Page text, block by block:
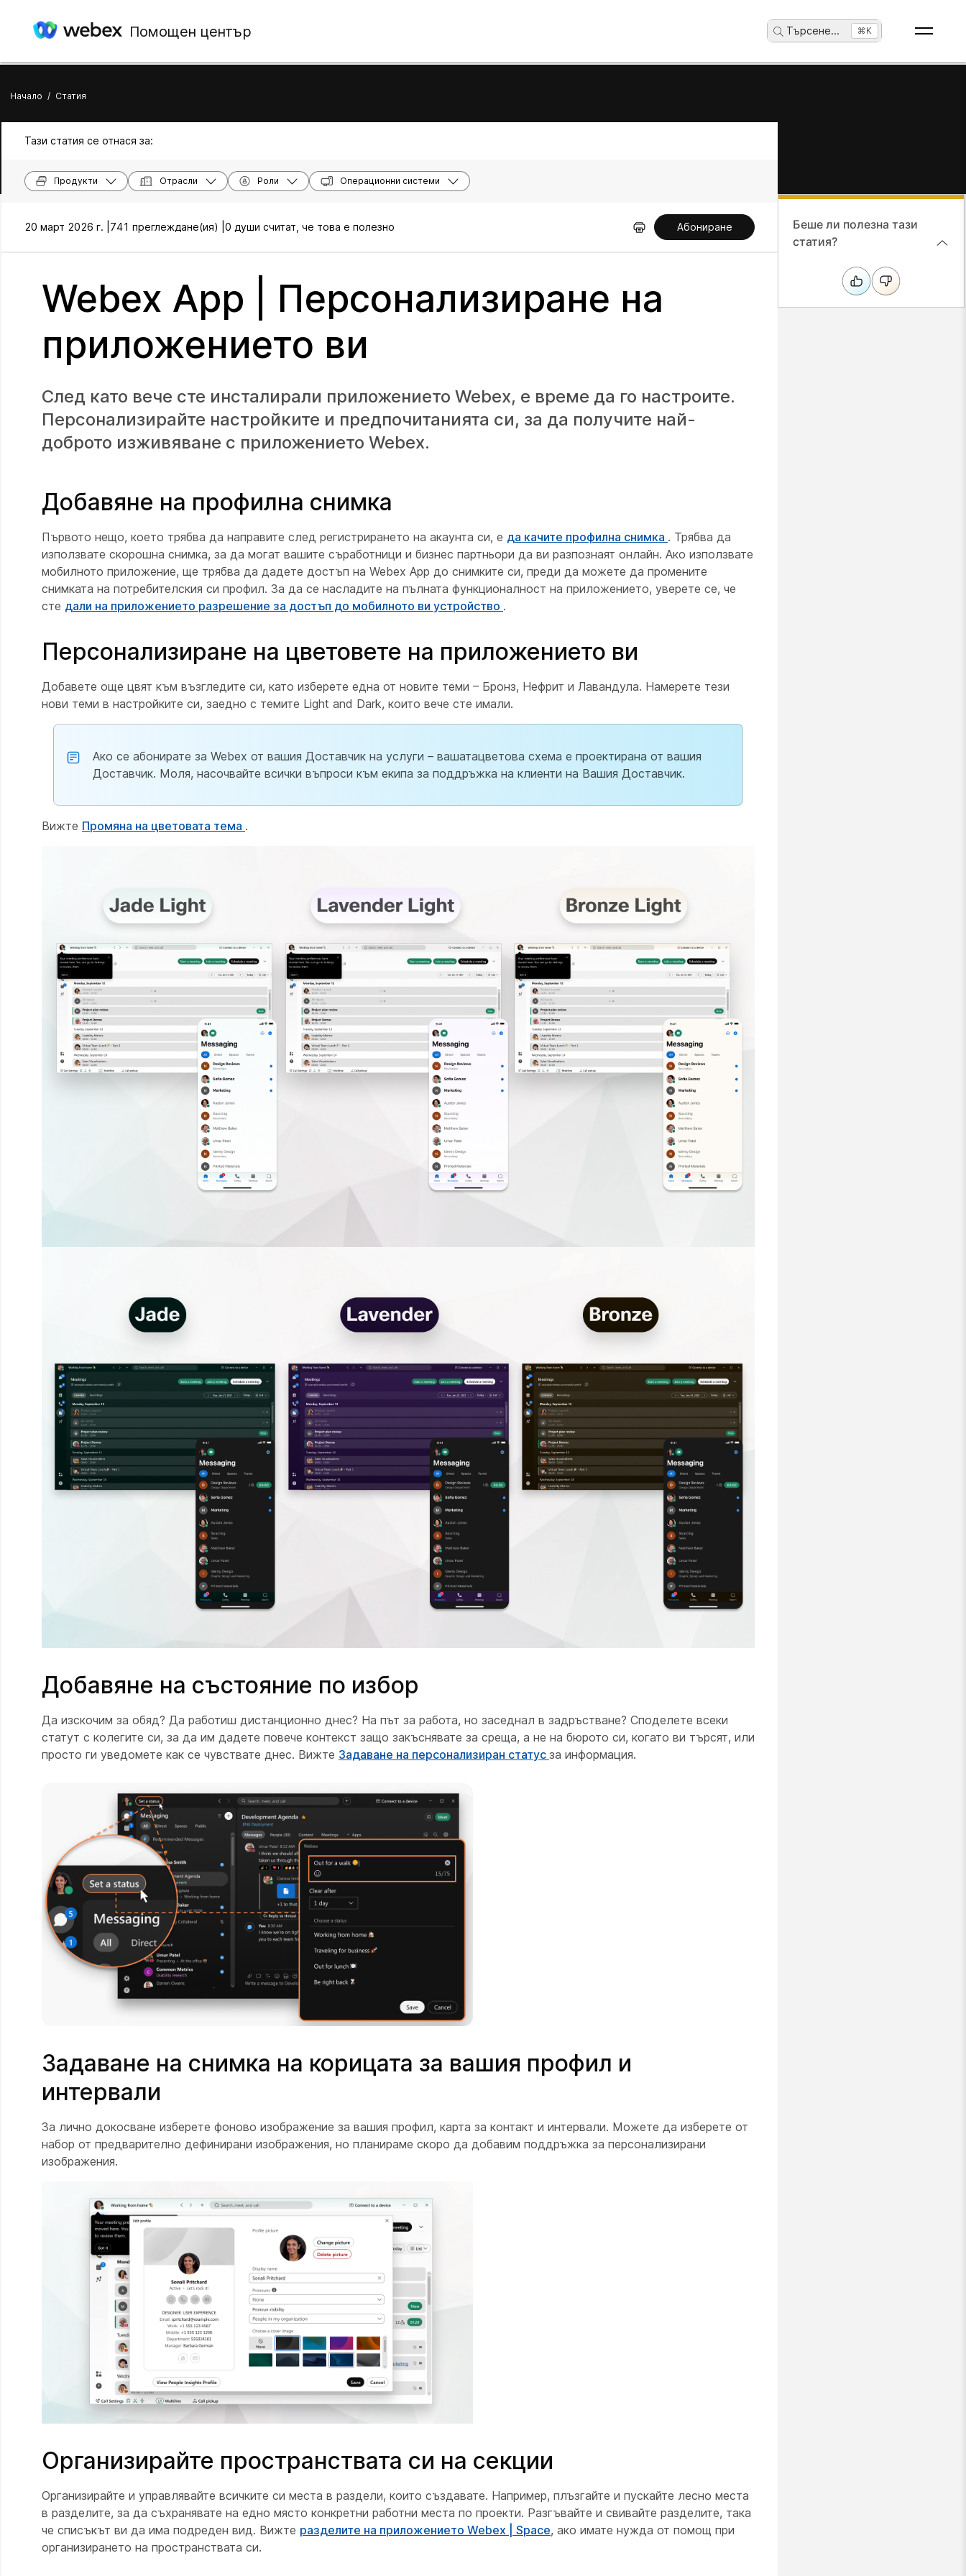
Помощен център Търсене... ⌘K
Начало / Статия
Тази статия се отнася за:
Продукти Отрасли Роли Операционни системи
20 март 2026 г. | 741 преглеждане(ия) | 0 души считат, че това е полезно Абониране
Webex App | Персонализиране на
приложението ви
След като вече сте инсталирали приложението Webex, е време да го настроите.
Персонализирайте настройките и предпочитанията си, за да получите най-
доброто изживяване с приложението Webex.
Добавяне на профилна снимка
Първото нещо, което трябва да направите след регистрирането на акаунта си, е да качите профилна снимка . Трябва да
използвате скорошна снимка, за да могат вашите съработници и бизнес партньори да ви разпознаят онлайн. Ако използвате
мобилното приложение, ще трябва да дадете достъп на Webex App до снимките си, преди да можете да промените
снимката на потребителския си профил. За да се насладите на пълната функционалност на приложението, уверете се, че
сте дали на приложението разрешение за достъп до мобилното ви устройство .
Персонализиране на цветовете на приложението ви
Добавете още цвят към възгледите си, като изберете една от новите теми – Бронз, Нефрит и Лавандула. Намерете тези
нови теми в настройките си, заедно с темите Light and Dark, които вече сте имали.
Ако се абонирате за Webex от вашия Доставчик на услуги – вашатацветова схема е проектирана от вашия
Доставчик. Моля, насочвайте всички въпроси към екипа за поддръжка на клиенти на Вашия Доставчик.
Вижте Промяна на цветовата тема .
Добавяне на състояние по избор
Да изскочим за обяд? Да работиш дистанционно днес? На път за работа, но заседнал в задръстване? Споделете всеки
статут с колегите си, за да им дадете повече контекст защо закъснявате за среща, а не на бюрото си, когато ви търсят, или
просто ги уведомете как се чувствате днес. Вижте Задаване на персонализиран статус за информация.
Задаване на снимка на корицата за вашия профил и
интервали
За лично докосване изберете фоново изображение за вашия профил, карта за контакт и интервали. Можете да изберете от
набор от предварително дефинирани изображения, но планираме скоро да добавим поддръжка за персонализирани
изображения.
Организирайте пространствата си на секции
Организирайте и управлявайте всичките си места в раздели, които създавате. Например, плъзгайте и пускайте лесно места
в разделите, за да съхранявате на едно място конкретни работни места по проекти. Разгъвайте и свивайте разделите, така
че списъкът ви да има подреден вид. Вижте разделите на приложението Webex | Space, ако имате нужда от помощ при
организирането на пространствата си.
Беше ли полезна тази
статия?